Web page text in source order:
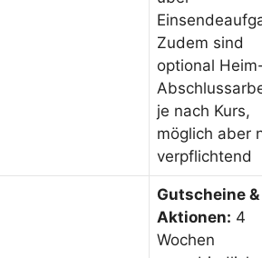
Zudem sind
optional
je nach Kurs,
möglich aber
verpflichtend
Gutscheine &
Aktionen: 4
Wochen